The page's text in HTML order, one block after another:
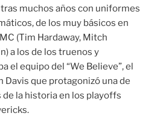
muchos años con uniformes
de los muy básicos en
(Tim Hardaway, Mitch
a los de los truenos y
el equipo del “We Believe”, el
Davis que protagonizó una de
de la historia en los playoffs